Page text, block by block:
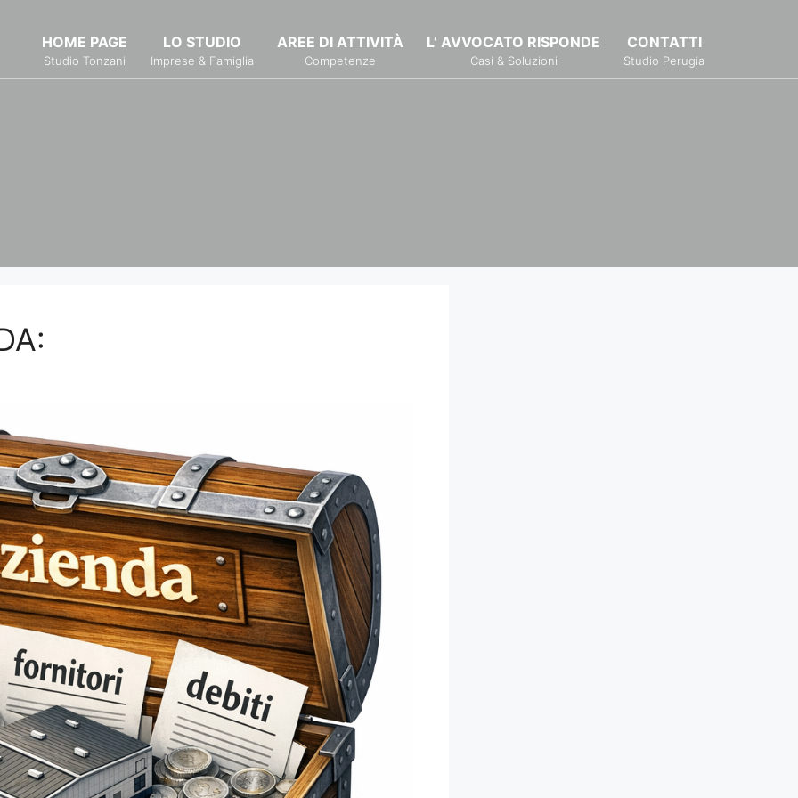
HOME PAGE
Studio Tonzani
LO STUDIO
Imprese & Famiglia
AREE DI ATTIVITÀ
Competenze
L’ AVVOCATO RISPONDE
Casi & Soluzioni
CONTATTI
Studio Perugia